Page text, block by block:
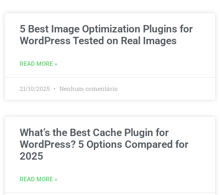
5 Best Image Optimization Plugins for
WordPress Tested on Real Images
READ MORE »
21/10/2025 Nenhum comentário
What’s the Best Cache Plugin for
WordPress? 5 Options Compared for
2025
READ MORE »